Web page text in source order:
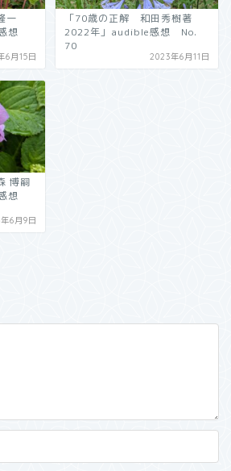
一
想
6月15日
「70歳の正解 和田秀樹著
2022年」audible感想 No.
70
2023年6月11日
博嗣
想
6月9日